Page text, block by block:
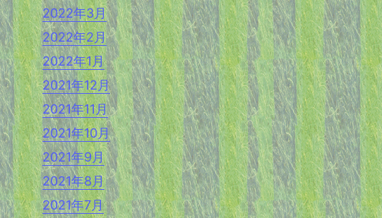
2022年3月
2022年2月
2022年1月
2021年12月
2021年11月
2021年10月
2021年9月
2021年8月
2021年7月